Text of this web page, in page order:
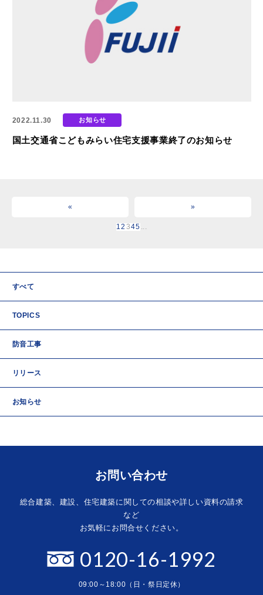
2022.11.30 お知らせ
国土交通省こどもみらい住宅支援事業終了のお知らせ
«
1 2 345
»
すべて
TOPICS
防音工事
リリース
お知らせ
お問い合わせ
総合建築、建設、住宅建築に関しての相談や詳しい資料の請求
など
お気軽にお問合せください。
0120-16-1992
09:00～18:00（日・祭日定休）